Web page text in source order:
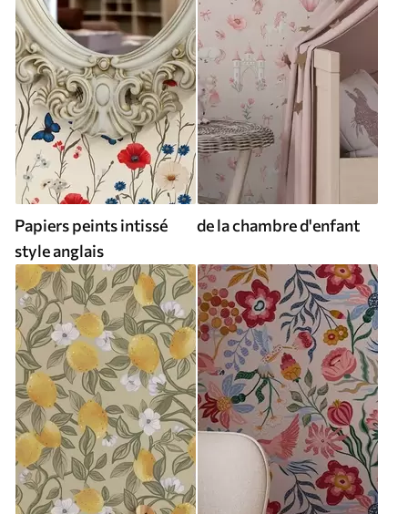
Papiers peints intissé
style anglais
de la chambre d'enfant